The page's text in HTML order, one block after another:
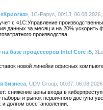
, 1С-Рарус, 00:13, 06.08.2026,
с «1С:Управление
данных за месяц и на 20% ускорить
производства.
базе процессоров Intel Core i5 ,
новой линейки офисных
бизнеса , UDV Group, 00:07, 06.08.2026,
снижение цены входа в
и рынок первичного доступа
долгом восстановлении.